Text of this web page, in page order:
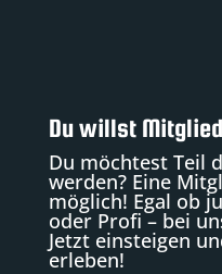
Du willst
Du möchtest Teil
werden? Eine
möglich! Egal ob
oder Profi – bei
Jetzt einsteigen
erleben!